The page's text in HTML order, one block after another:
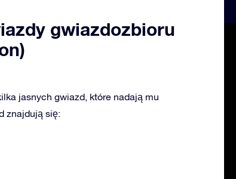
gwiazdozbioru
jasnych gwiazd, które nadają mu
znajdują się: